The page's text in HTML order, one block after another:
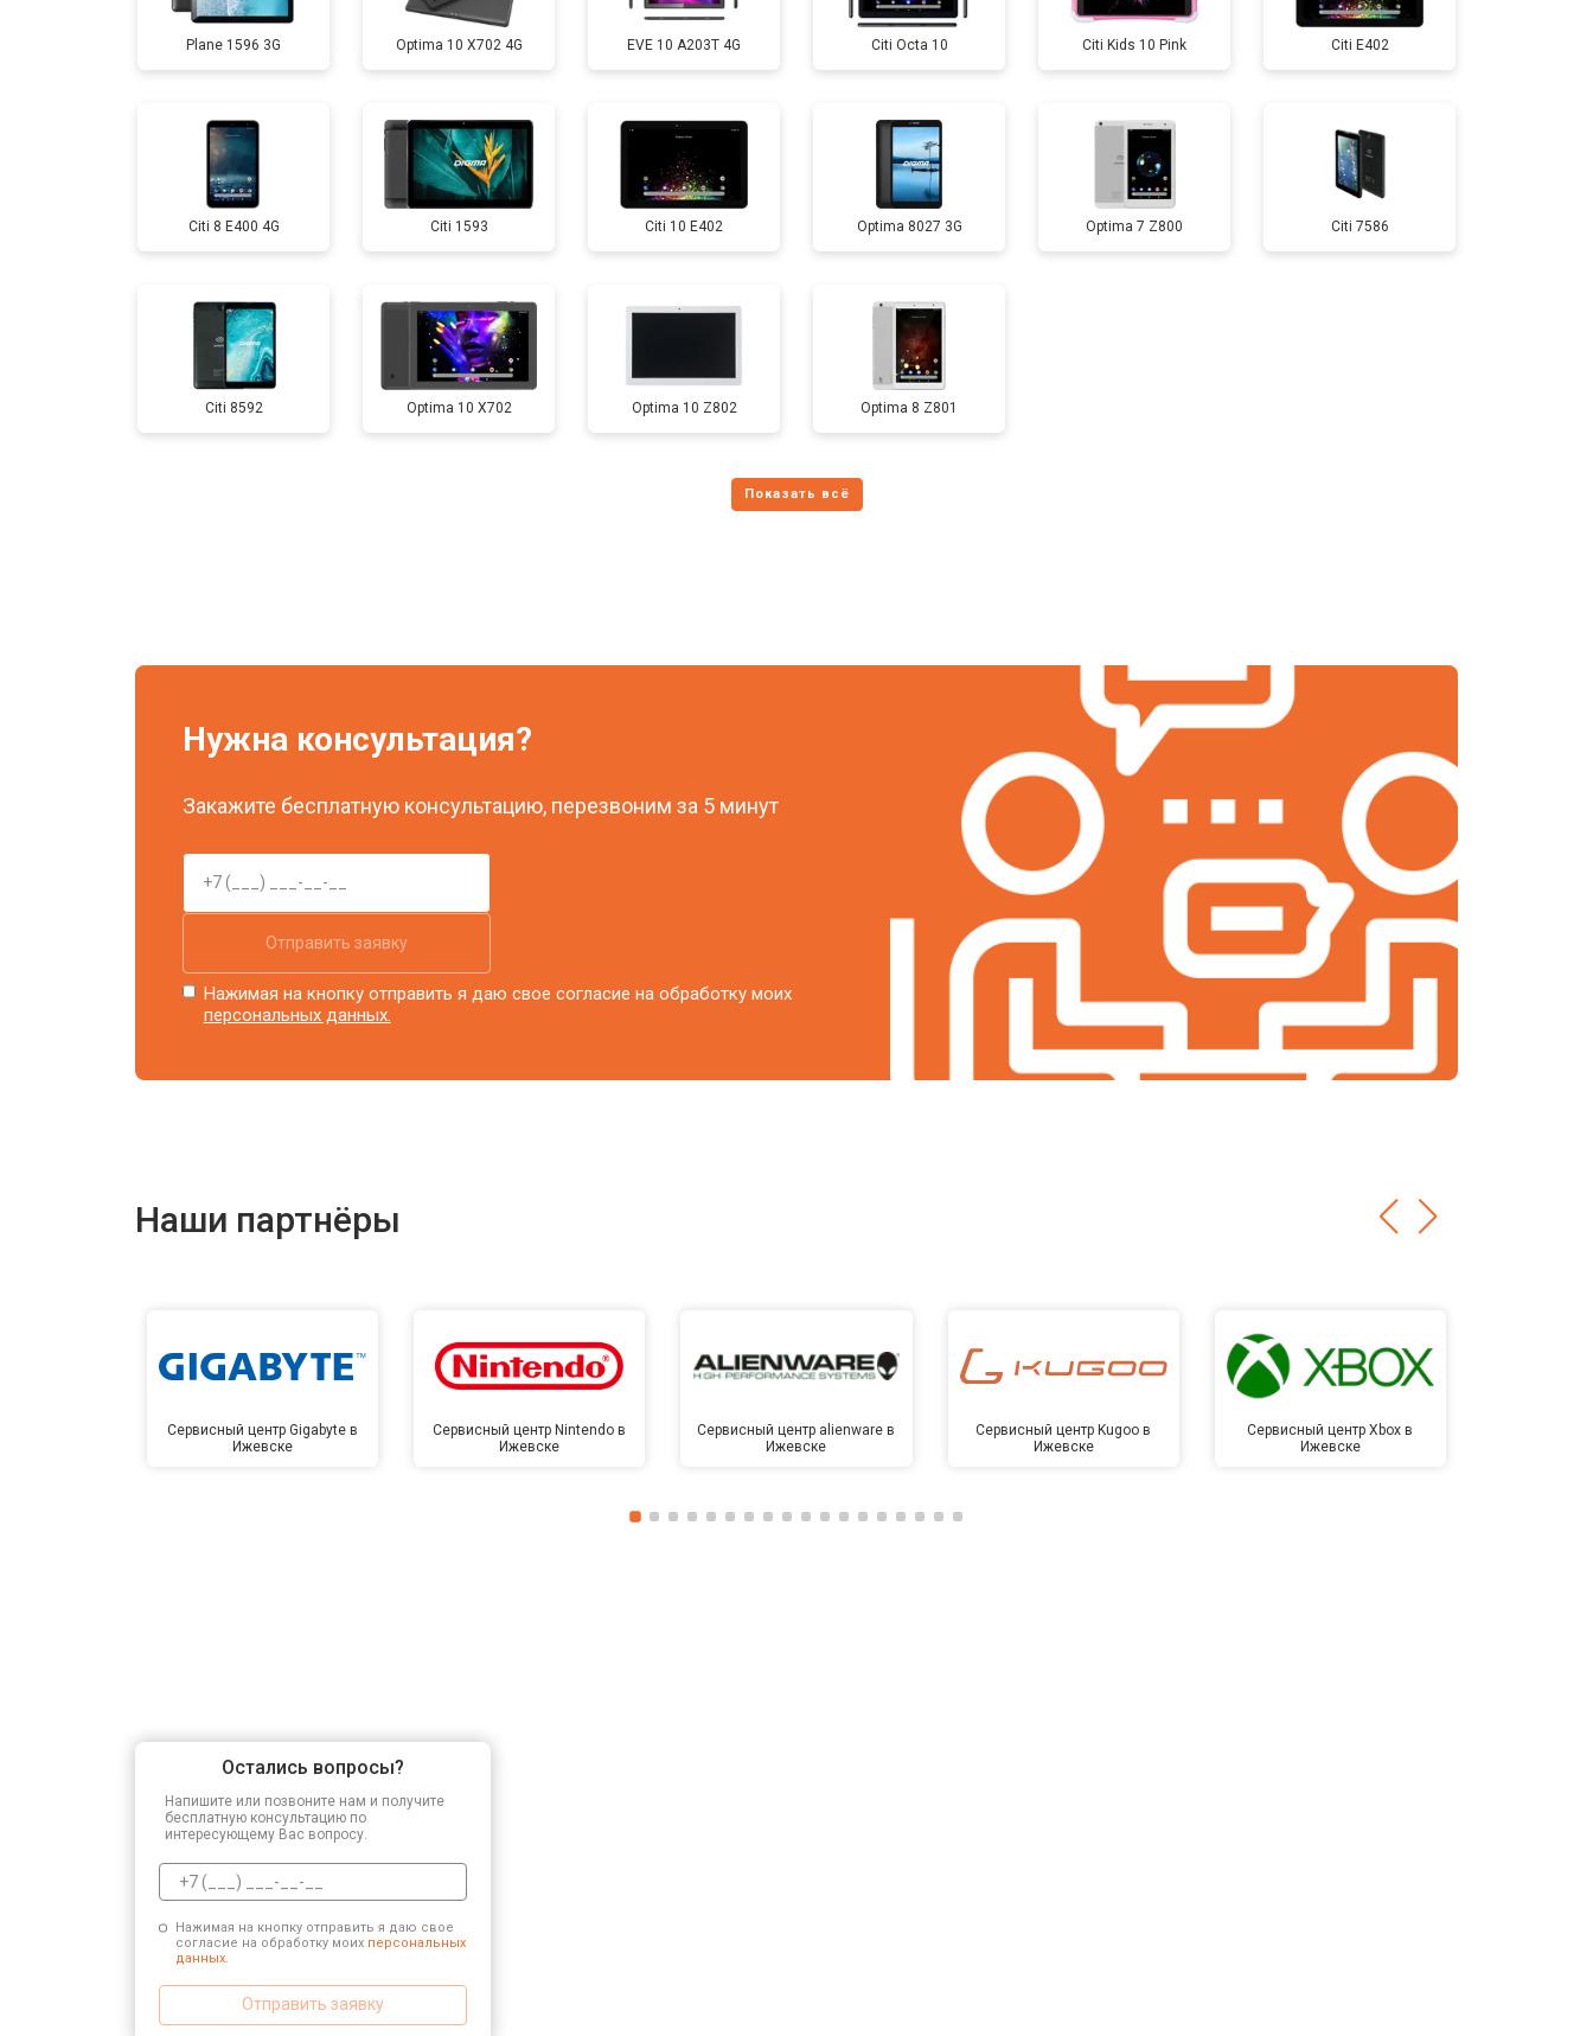
Замена Wi-Fi от 60 мин от 1700 ₽ Заказать
Замена материнской платы от 60 мин от 3200 ₽ Заказать
Замена кнопок от 70 мин от 1750 ₽ Заказать
Plane 1596 3G Optima 10 X702 4G EVE 10 A203T 4G Citi Octa 10 Citi Kids 10 Pink Citi E402
Citi 8 E400 4G Citi 1593 Citi 10 E402 Optima 8027 3G Optima 7 Z800 Citi 7586
Citi 8592 Optima 10 X702 Optima 10 Z802 Optima 8 Z801
Нужна консультация?
Закажите бесплатную консультацию, перезвоним за 5 минут
Отправить заявку
Нажимая на кнопку отправить я даю свое согласие на обработку моих
персональных данных.
Наши партнёры
Сервисный центр Gigabyte в
Ижевске
Сервисный центр Nintendo в
Ижевске
Сервисный центр alienware в
Ижевске
Сервисный центр Kugoo в
Ижевске
Сервисный центр Xbox в
Ижевске
Остались вопросы?
Напишите или позвоните нам и получите
бесплатную консультацию по
интересующему Вас вопросу.
Нажимая на кнопку отправить я даю свое
согласие на обработку моих персональных
данных.
Отправить заявку